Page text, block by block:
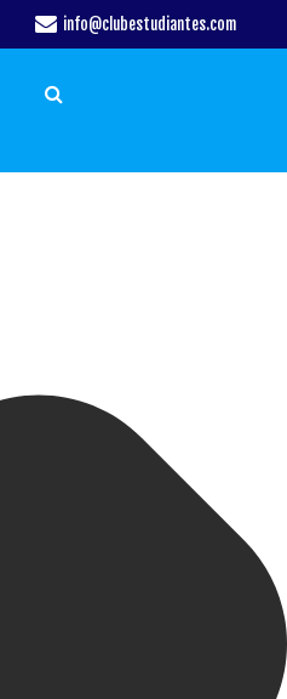
info@clubestudiantes.com